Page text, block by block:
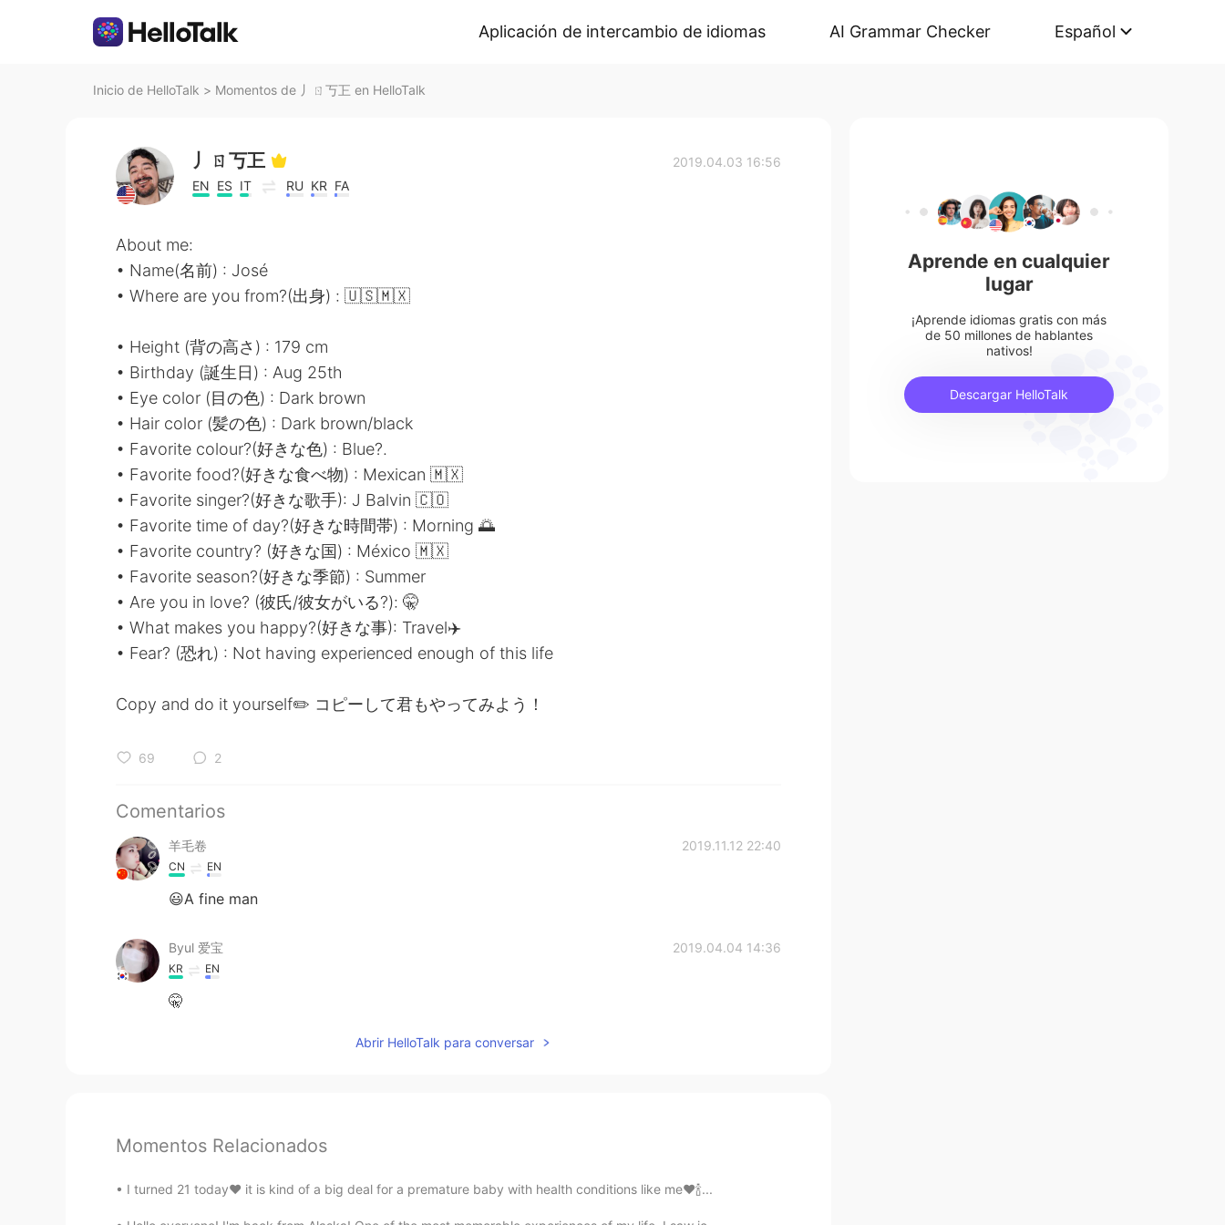
Aplicación de intercambio de idiomas AI Grammar Checker Español
Inicio de HelloTalk > Momentos de 丿ㄖ丂㠪 en HelloTalk
丿ㄖ丂㠪
EN ES IT RU KR FA
2019.04.03 16:56
About me:
• Name(名前) : José
• Where are you from?(出身) : 🇺🇸🇲🇽
• Height (背の高さ) : 179 cm
• Birthday (誕生日) : Aug 25th
• Eye color (目の色) : Dark brown
• Hair color (髪の色) : Dark brown/black
• Favorite colour?(好きな色) : Blue?.
• Favorite food?(好きな食べ物) : Mexican 🇲🇽
• Favorite singer?(好きな歌手): J Balvin 🇨🇴
• Favorite time of day?(好きな時間帯) : Morning 🌅
• Favorite country? (好きな国) : México 🇲🇽
• Favorite season?(好きな季節) : Summer
• Are you in love? (彼氏/彼女がいる?): 🤫
• What makes you happy?(好きな事): Travel✈️
• Fear? (恐れ) : Not having experienced enough of this life
Copy and do it yourself✏️ コピーして君もやってみよう！
69 2
Comentarios
羊毛卷 2019.11.12 22:40
CN EN
😃A fine man
Byul 爱宝 2019.04.04 14:36
KR EN
🤫
Abrir HelloTalk para conversar
Momentos Relacionados
I turned 21 today❤ it is kind of a big deal for a premature baby with health conditions like me❤🍾...
Aprende en cualquier
lugar
¡Aprende idiomas gratis con más
de 50 millones de hablantes
nativos!
Descargar HelloTalk